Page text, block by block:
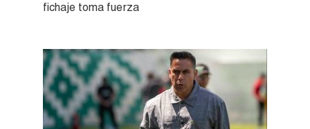
fichaje toma fuerza